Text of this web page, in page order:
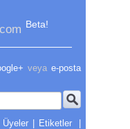
Beta!
veya e-posta
Üyeler | Etiketler
|